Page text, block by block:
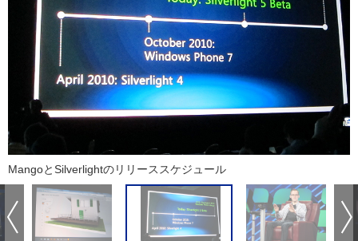
MangoとSilverlightのリリーススケジュール